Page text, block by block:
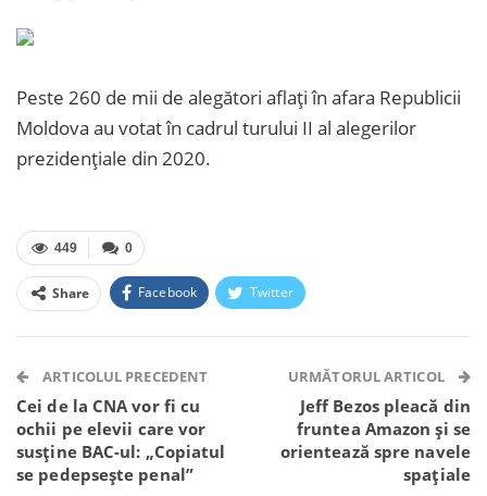
Peste 260 de mii de alegători aflați în afara Republicii
Moldova au votat în cadrul turului II al alegerilor
prezidențiale din 2020.
0
449
Share Facebook Twitter
Telegram WhatsApp Viber
ARTICOLUL PRECEDENT
Cei de la CNA vor fi cu
ochii pe elevii care vor
susține BAC-ul: „Copiatul
se pedepsește penal”
URMĂTORUL ARTICOL
Jeff Bezos pleacă din
fruntea Amazon și se
orientează spre navele
spațiale